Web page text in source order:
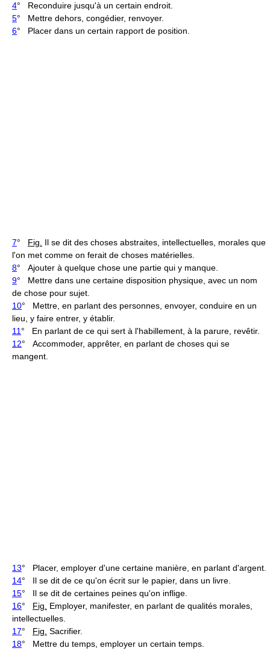
4° Reconduire jusqu'à un certain endroit.
5° Mettre dehors, congédier, renvoyer.
6° Placer dans un certain rapport de position.
7° Fig.
Il se dit des choses abstraites, intellectuelles, morales que
l'on met comme on ferait de choses matérielles.
8° Ajouter à quelque chose une partie qui y manque.
9° Mettre dans une certaine disposition physique, avec un nom
de chose pour sujet.
10° Mettre, en parlant des personnes, envoyer, conduire en un
lieu, y faire entrer, y établir.
11 ° En parlant de ce qui sert à l'habillement, à la parure, revêtir.
12° Accommoder, apprêter, en parlant de choses qui se
mangent.
13° Placer, employer d'une certaine manière, en parlant d'argent.
14° Il se dit de ce qu'on écrit sur le papier, dans un livre.
15° Il se dit de certaines peines qu'on inflige.
16° Fig.
Employer, manifester, en parlant de qualités morales,
intellectuelles.
17° Fig. Sacrifier.
18° Mettre du temps, employer un certain temps.